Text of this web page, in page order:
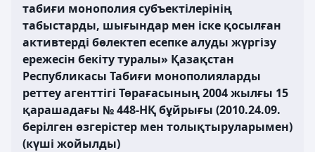
табиғи монополия субъектілерінің
табыстарды, шығындар мен іске қосылған
активтерді бөлектеп есепке алуды жүргізу
ережесін бекіту туралы» Қазақстан
Республикасы Табиғи монополияларды
реттеу агенттігі Төрағасының 2004 жылғы 15
қарашадағы № 448-НҚ бұйрығы (2010.24.09.
берілген өзгерістер мен толықтыруларымен)
(күші жойылды)